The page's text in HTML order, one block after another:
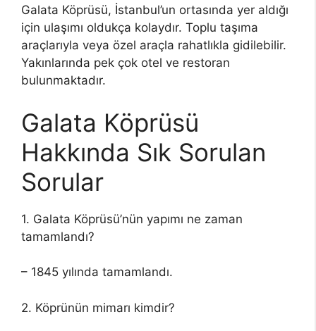
Galata Köprüsü, İstanbul’un ortasında yer aldığı
için ulaşımı oldukça kolaydır. Toplu taşıma
araçlarıyla veya özel araçla rahatlıkla gidilebilir.
Yakınlarında pek çok otel ve restoran
bulunmaktadır.
Galata Köprüsü
Hakkında Sık Sorulan
Sorular
1. Galata Köprüsü’nün yapımı ne zaman
tamamlandı?
– 1845 yılında tamamlandı.
2. Köprünün mimarı kimdir?